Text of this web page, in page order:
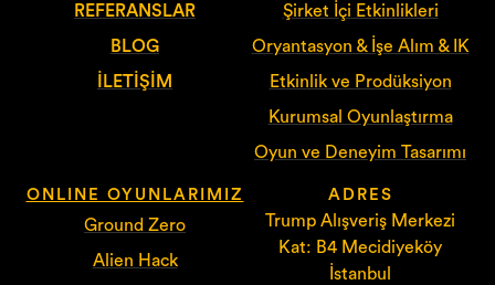
REFERANSLAR
BLOG
İLETIŞIM
Şirket İçi Etkinlikleri
Oryantasyon & İşe Alım & IK
Etkinlik ve Prodüksiyon
Kurumsal Oyunlaştırma
Oyun ve Deneyim Tasarımı
ONLINE OYUNLARIMIZ
Ground Zero
Alien Hack
ADRES
Trump Alışveriş Merkezi
Kat: B4 Mecidiyeköy
İstanbul